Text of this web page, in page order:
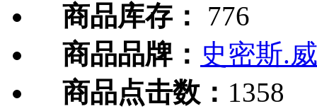
商品库存：
776
商品品牌： 史密斯.
商品点击数： 1358